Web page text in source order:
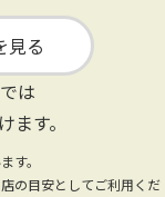
見る
は
す。
す。
の目安としてご利用くだ